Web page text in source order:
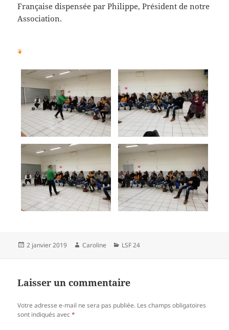
Française dispensée par Philippe, Président de notre
Association.
Publié
2 janvier 2019 Auteur
Caroline Catégories
LSF 24
Laisser un commentaire
Votre adresse e-mail ne sera pas publiée. Les champs obligatoires
sont indiqués avec*